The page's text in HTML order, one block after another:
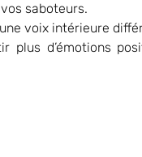
saboteurs.
voix intérieure
plus d’émotions